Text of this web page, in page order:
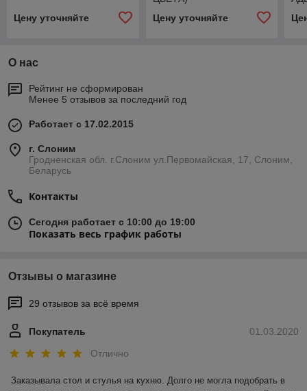
Цену уточняйте
Цену уточняйте
О нас
Рейтинг не сформирован
Менее 5 отзывов за последний год
Работает с 17.02.2015
г. Слоним
Гродненская обл. г.Слоним ул.Первомайская, 17, Слоним,
Беларусь
Контакты
Сегодня работает с 10:00 до 19:00
Показать весь график работы
Отзывы о магазине
29 отзывов за всё время
01.03.2020
Покупатель
Отлично
Заказывала стол и стулья на кухню. Долго не могла подобрать в